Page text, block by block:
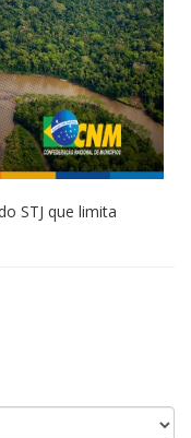
STJ que limita